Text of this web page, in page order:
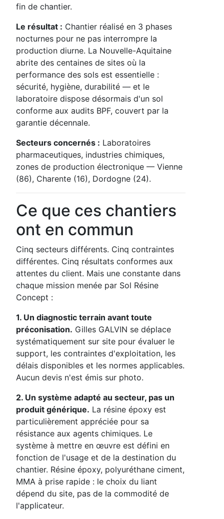
fin de chantier.
Le résultat : Chantier réalisé en 3 phases
nocturnes pour ne pas interrompre la
production diurne. La Nouvelle-Aquitaine
abrite des centaines de sites où la
performance des sols est essentielle :
sécurité, hygiène, durabilité — et le
laboratoire dispose désormais d'un sol
conforme aux audits BPF, couvert par la
garantie décennale.
Secteurs concernés : Laboratoires
pharmaceutiques, industries chimiques,
zones de production électronique — Vienne
(86), Charente (16), Dordogne (24).
Ce que ces chantiers
ont en commun
Cinq secteurs différents. Cinq contraintes
différentes. Cinq résultats conformes aux
attentes du client. Mais une constante dans
chaque mission menée par Sol Résine
Concept :
1. Un diagnostic terrain avant toute
préconisation. Gilles GALVIN se déplace
systématiquement sur site pour évaluer le
support, les contraintes d'exploitation, les
délais disponibles et les normes applicables.
Aucun devis n'est émis sur photo.
2. Un système adapté au secteur, pas un
produit générique. La résine époxy est
particulièrement appréciée pour sa
résistance aux agents chimiques. Le
système à mettre en œuvre est défini en
fonction de l'usage et de la destination du
chantier. Résine époxy, polyuréthane ciment,
MMA à prise rapide : le choix du liant
dépend du site, pas de la commodité de
l'applicateur.